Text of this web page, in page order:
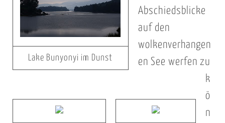
Lake Bunyonyi im Dunst
Abschiedsblicke
auf den
wolkenverhangen
en See werfen zu
k
ö
n